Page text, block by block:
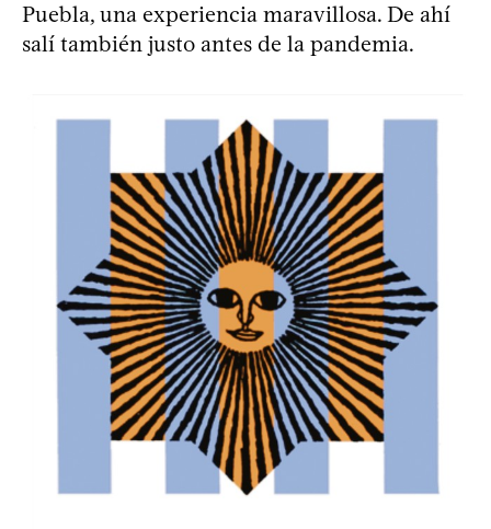
Puebla, una experiencia maravillosa. De ahí
salí también justo antes de la pandemia.